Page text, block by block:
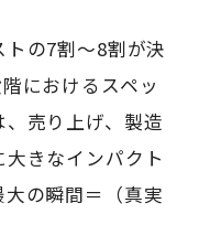
の7割～8割が決
におけるスペッ
売り上げ、製造
きなインパクト
の瞬間＝（真実